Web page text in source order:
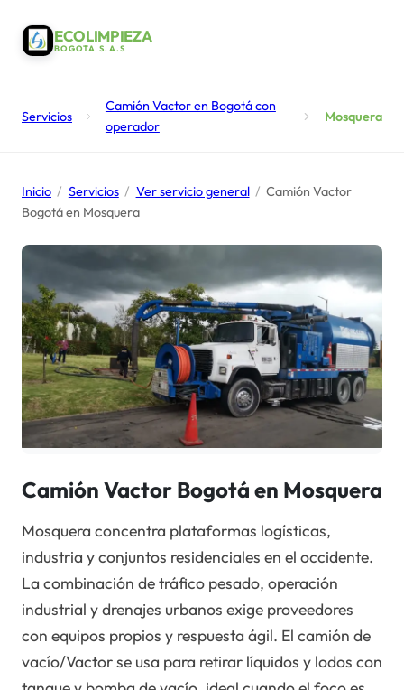
ECOLIMPIEZA
BOGOTA S.A.S
Servicios
Camión Vactor en Bogotá con
operador
Mosquera
Inicio / Servicios / Ver servicio general / Camión Vactor
Bogotá en Mosquera
Camión Vactor Bogotá en Mosquera
Mosquera concentra plataformas logísticas,
industria y conjuntos residenciales en el occidente.
La combinación de tráfico pesado, operación
industrial y drenajes urbanos exige proveedores
con equipos propios y respuesta ágil. El camión de
vacío/Vactor se usa para retirar líquidos y lodos con